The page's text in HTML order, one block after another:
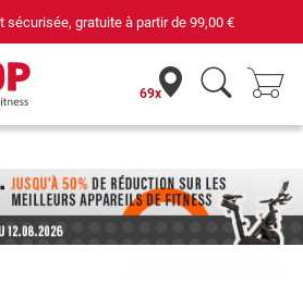
avec 75 techniciens
69x